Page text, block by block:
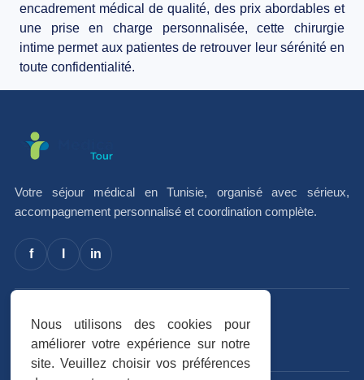
encadrement médical de qualité, des prix abordables et
une prise en charge personnalisée, cette chirurgie
intime permet aux patientes de retrouver leur sérénité en
toute confidentialité.
Votre séjour médical en Tunisie, organisé avec sérieux,
accompagnement personnalisé et coordination complète.
f in
Trustpilot★★★★★
Nous utilisons des cookies pour
améliorer votre expérience sur notre
site. Veuillez choisir vos préférences